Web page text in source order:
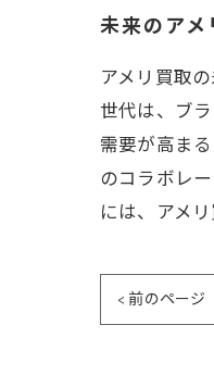
未来のア
アメリ買取
世代は、ブ
需要が高ま
のコラボレ
には、アメ
< 前のページ